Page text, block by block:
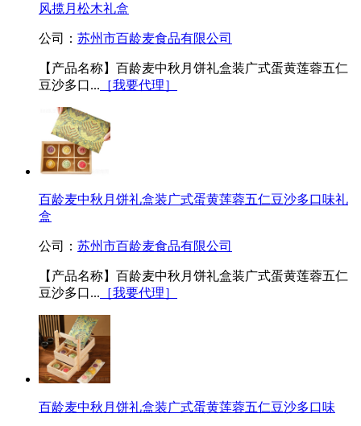
风揽月松木礼盒
公司： 苏州市百龄麦食品有限公司
【产品名称】百龄麦中秋月饼礼盒装广式蛋黄莲蓉五仁
豆沙多口... ［我要代理］
百龄麦中秋月饼礼盒装广式蛋黄莲蓉五仁豆沙多口味礼
盒
公司： 苏州市百龄麦食品有限公司
【产品名称】百龄麦中秋月饼礼盒装广式蛋黄莲蓉五仁
豆沙多口... ［我要代理］
百龄麦中秋月饼礼盒装广式蛋黄莲蓉五仁豆沙多口味